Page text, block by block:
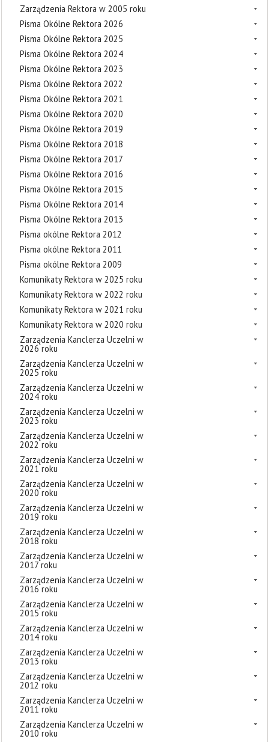
Zarządzenia Rektora w 2005 roku
Pisma Okólne Rektora 2026
Pisma Okólne Rektora 2025
Pisma Okólne Rektora 2024
Pisma Okólne Rektora 2023
Pisma Okólne Rektora 2022
Pisma Okólne Rektora 2021
Pisma Okólne Rektora 2020
Pisma Okólne Rektora 2019
Pisma Okólne Rektora 2018
Pisma Okólne Rektora 2017
Pisma Okólne Rektora 2016
Pisma Okólne Rektora 2015
Pisma Okólne Rektora 2014
Pisma Okólne Rektora 2013
Pisma okólne Rektora 2012
Pisma okólne Rektora 2011
Pisma okólne Rektora 2009
Komunikaty Rektora w 2025 roku
Komunikaty Rektora w 2022 roku
Komunikaty Rektora w 2021 roku
Komunikaty Rektora w 2020 roku
Zarządzenia Kanclerza Uczelni w
2026 roku
Zarządzenia Kanclerza Uczelni w
2025 roku
Zarządzenia Kanclerza Uczelni w
2024 roku
Zarządzenia Kanclerza Uczelni w
2023 roku
Zarządzenia Kanclerza Uczelni w
2022 roku
Zarządzenia Kanclerza Uczelni w
2021 roku
Zarządzenia Kanclerza Uczelni w
2020 roku
Zarządzenia Kanclerza Uczelni w
2019 roku
Zarządzenia Kanclerza Uczelni w
2018 roku
Zarządzenia Kanclerza Uczelni w
2017 roku
Zarządzenia Kanclerza Uczelni w
2016 roku
Zarządzenia Kanclerza Uczelni w
2015 roku
Zarządzenia Kanclerza Uczelni w
2014 roku
Zarządzenia Kanclerza Uczelni w
2013 roku
Zarządzenia Kanclerza Uczelni w
2012 roku
Zarządzenia Kanclerza Uczelni w
2011 roku
Zarządzenia Kanclerza Uczelni w
2010 roku